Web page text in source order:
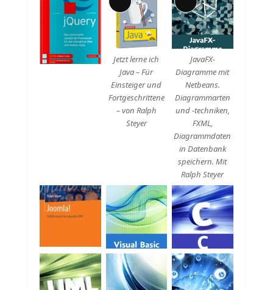
Lange
Beschreibung
Jetzt lerne ich
Java – Für
Einsteiger und
Fortgeschrittene
– von Ralph
Steyer
Lange
Beschreibung
JavaFX-
Diagramme mit
Netbeans.
Diagrammarten
und -techniken,
FXML,
Diagrammdaten
in Datenbank
speichern. Mit
Ralph Steyer